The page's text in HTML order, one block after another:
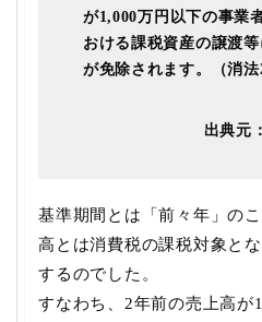
が1,000万円以下の事業
おける課税資産の譲渡
が免除されます。（消法
出典元
基準期間とは「前々年」の
高とは消費税の課税対象と
するのでした。
すなわち、2年前の売上高が